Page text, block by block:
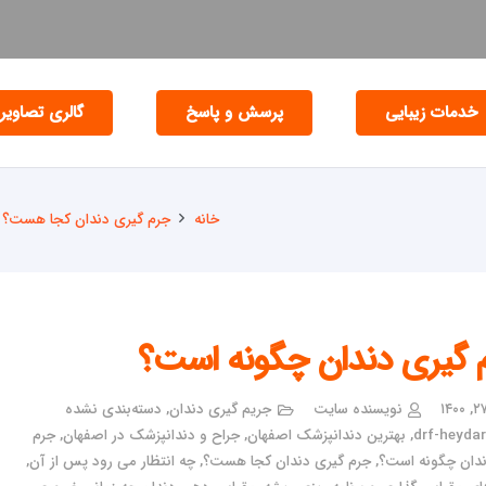
خدمات زیبایی پرسش و پاسخ گالری تصاویر
خانه جرم گیری دندان کجا هست؟
گیری دندان چگونه است؟
نویسنده سایت جریم گیری دندان, دسته‌بندی نشده
drf-
, بهترین دندانپزشک اصفهان,جراح و دندانپزشک در اصفهان,جرم
چگونه است؟,جرم گیری دندان کجا هست؟,چه انتظار می رود پس از آن,